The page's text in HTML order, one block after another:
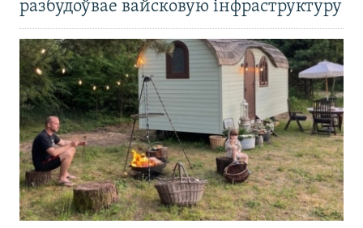
разбудоўвае вайсковую інфраструктуру